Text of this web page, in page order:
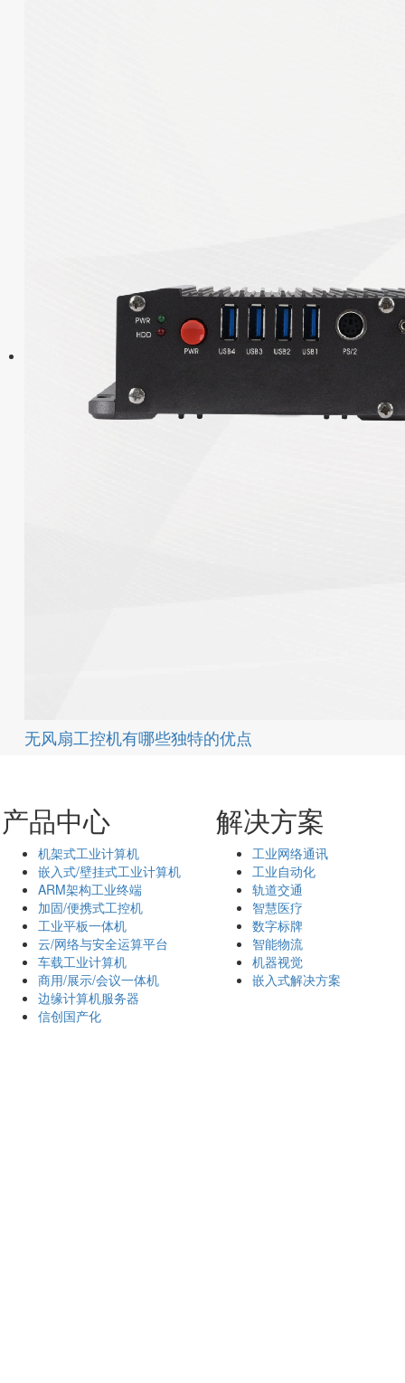
无风扇工控机有哪些独特的优点
产品中心
机架式工业计算机
嵌入式/壁挂式工业计算机
ARM架构工业终端
加固/便携式工控机
工业平板一体机
云/网络与安全运算平台
车载工业计算机
商用/展示/会议一体机
边缘计算机服务器
信创国产化
解决方案
工业网络通讯
工业自动化
轨道交通
智慧医疗
数字标牌
智能物流
机器视觉
嵌入式解决方案